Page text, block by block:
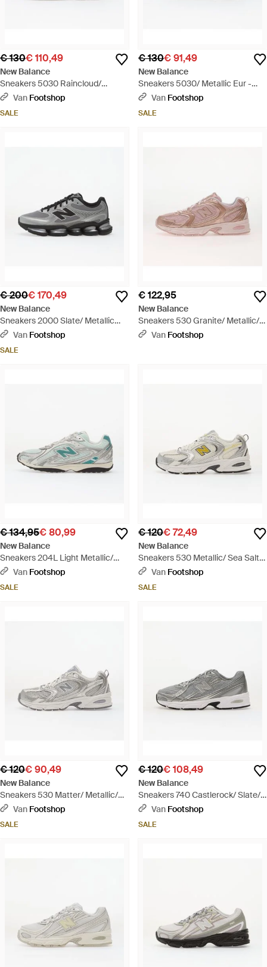
€ 130€ 110,49
New Balance
Sneakers 5030 Raincloud/
Metallic Eur - Grijs
Van Footshop
SALE
€ 130€ 91,49
New Balance
Sneakers 5030/ Metallic Eur -
Zwart
Van Footshop
SALE
€ 200€ 170,49
New Balance
Sneakers 2000 Slate/ Metallic
Eur - Zwart
Van Footshop
SALE
€ 122,95
New Balance
Sneakers 530 Granite/ Metallic/
Chalk Eur - Roze
Van Footshop
€ 134,95€ 80,99
New Balance
Sneakers 204L Light Metallic/
Light Metallic Eur - Blauw
Van Footshop
SALE
€ 120€ 72,49
New Balance
Sneakers 530 Metallic/ Sea Salt/
Apollo Eur - Wit
Van Footshop
SALE
€ 120€ 90,49
New Balance
Sneakers 530 Matter/ Metallic/
Digital Mist Eur - Wit
Van Footshop
SALE
€ 120€ 108,49
New Balance
Sneakers 740 Castlerock/ Slate/
Metallic Sg2 Eur - Grijs
Van Footshop
SALE